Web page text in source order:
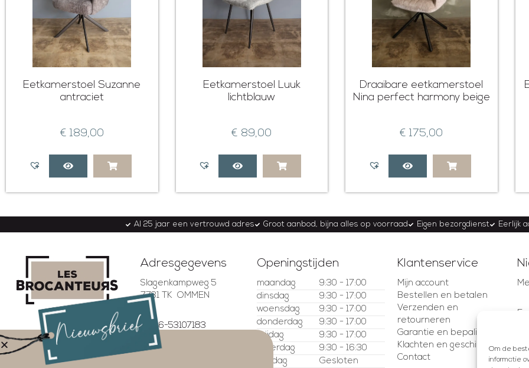
Om de
informatie
Eetkamerstoel Suzanne
antraciet
€ 189,00
Eetkamerstoel Luuk
lichtblauw
€ 89,00
Draaibare eetkamerstoel
Nina perfect harmony beige
€ 175,00
Al 25 jaar een vertrouwd adres Groot aanbod, bijna alles op voorraad Eigen bezorgdienst Eerlijk
4.5
Gebaseerd op 337
Adresgegevens
Slagenkampweg 5
7731 TK OMMEN
06-53107183
06-53299257
Openingstijden
maandag
9:30 - 17:00
dinsdag
9:30 - 17:00
woensdag
9:30 - 17:00
donderdag
9:30 - 17:00
vrijdag
9:30 - 17:00
zaterdag
9:30 - 16:30
zondag
Gesloten
Klantenservice
Mijn account
Bestellen en betalen
Verzenden en
retourneren
Garantie en bepalingen
Klachten en geschillen
Contact
E-